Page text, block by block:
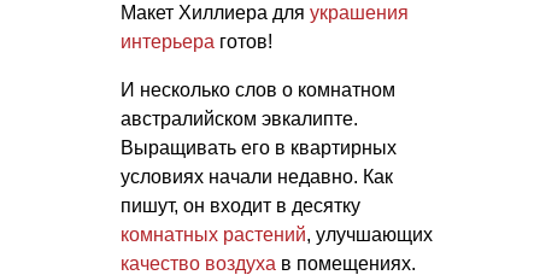
Макет Хиллиера для украшения
интерьера готов!
И несколько слов о комнатном
австралийском эвкалипте.
Выращивать его в квартирных
условиях начали недавно. Как
пишут, он входит в десятку
комнатных растений, улучшающих
качество воздуха в помещениях.